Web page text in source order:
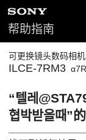
帮助指南
可更换镜头数码相机
ILCE-7RM3
“텔레
협박받을때”